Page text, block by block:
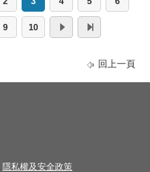
9 10
回上一頁
隱私權及安全政策